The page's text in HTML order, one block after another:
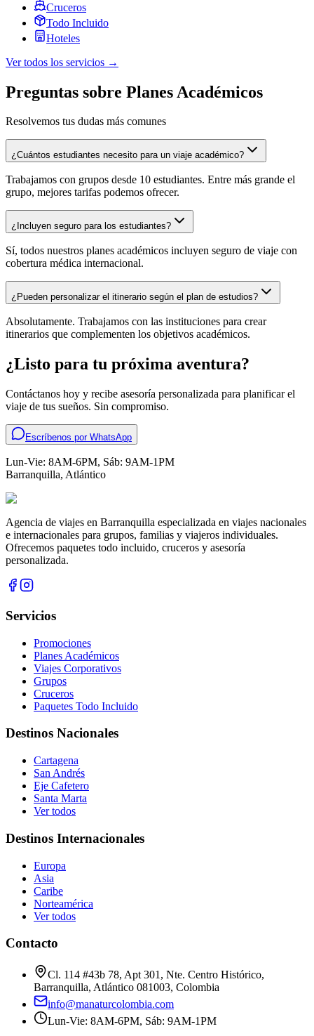
Cruceros
Todo Incluido
Hoteles
Ver todos los servicios →
Preguntas sobre Planes Académicos
Resolvemos tus dudas más comunes
¿Cuántos estudiantes necesito para un viaje académico?
Trabajamos con grupos desde 10 estudiantes. Entre más grande el
grupo, mejores tarifas podemos ofrecer.
¿Incluyen seguro para los estudiantes?
Sí, todos nuestros planes académicos incluyen seguro de viaje con
cobertura médica internacional.
¿Pueden personalizar el itinerario según el plan de estudios?
Absolutamente. Trabajamos con las instituciones para crear
itinerarios que complementen los objetivos académicos.
¿Listo para tu próxima aventura?
Contáctanos hoy y recibe asesoría personalizada para planificar el
viaje de tus sueños. Sin compromiso.
Escríbenos por WhatsApp
Lun-Vie: 8AM-6PM, Sáb: 9AM-1PM
Barranquilla, Atlántico
Agencia de viajes en Barranquilla especializada en viajes nacionales
e internacionales para grupos, familias y viajeros individuales.
Ofrecemos paquetes todo incluido, cruceros y asesoría
personalizada.
Servicios
Promociones
Planes Académicos
Viajes Corporativos
Grupos
Cruceros
Paquetes Todo Incluido
Destinos Nacionales
Cartagena
San Andrés
Eje Cafetero
Santa Marta
Ver todos
Destinos Internacionales
Europa
Asia
Caribe
Norteamérica
Ver todos
Contacto
Cl. 114 #43b 78, Apt 301, Nte. Centro Histórico,
Barranquilla, Atlántico 081003, Colombia
info@manaturcolombia.com
Lun-Vie: 8AM-6PM, Sáb: 9AM-1PM